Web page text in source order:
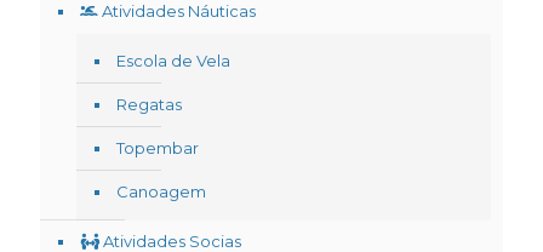
Atividades Náuticas
Escola de Vela
Regatas
Topembar
Canoagem
Atividades Socias